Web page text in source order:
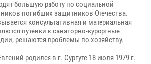
большую работу по социальной
погибших защитников Отечества.
консультативная и материальная
путевки в санаторно-курортные
решаются проблемы по хозяйству.
родился в г. Сургуте 18 июля 1979 г.